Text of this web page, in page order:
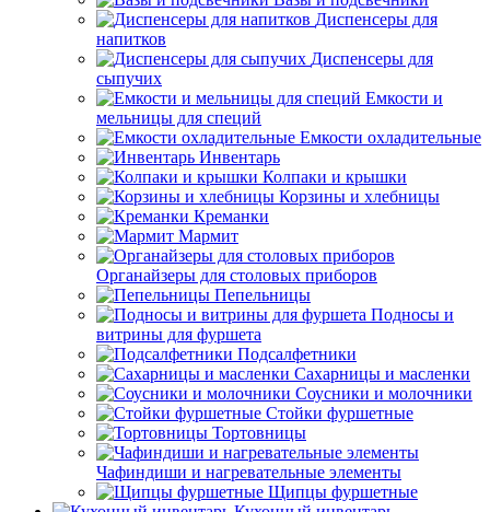
Диспенсеры для
напитков
Диспенсеры для
сыпучих
Емкости и
мельницы для специй
Емкости охладительные
Инвентарь
Колпаки и крышки
Корзины и хлебницы
Креманки
Мармит
Органайзеры для столовых приборов
Пепельницы
Подносы и
витрины для фуршета
Подсалфетники
Сахарницы и масленки
Соусники и молочники
Стойки фуршетные
Тортовницы
Чафиндиши и нагревательные элементы
Щипцы фуршетные